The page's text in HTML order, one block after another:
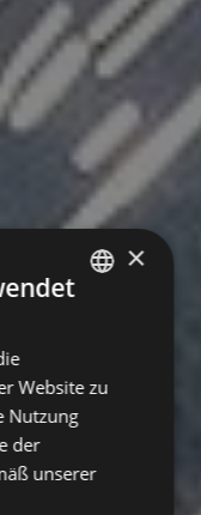
×
Website zu
Nutzung
der
unserer